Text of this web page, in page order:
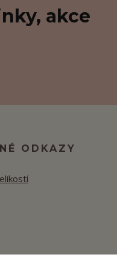
akce
ODKAZY